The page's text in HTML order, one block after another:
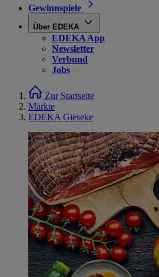
Gewinnspiele
Über EDEKA
EDEKA App
Newsletter
Verbund
Jobs
Zur Startseite
Märkte
EDEKA Gieseke